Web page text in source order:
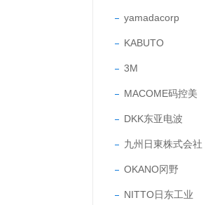
yamadacorp
KABUTO
3M
MACOME码控美
DKK东亚电波
九州日東株式会社
OKANO冈野
NITTO日东工业